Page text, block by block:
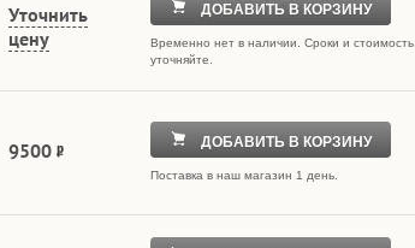
Уточнить
цену
ДОБАВИТЬ В КОРЗИНУ
Временно нет в наличии. Сроки и стоимость
уточняйте.
9500 ДОБАВИТЬ В КОРЗИНУ
Поставка в наш магазин 1 день.